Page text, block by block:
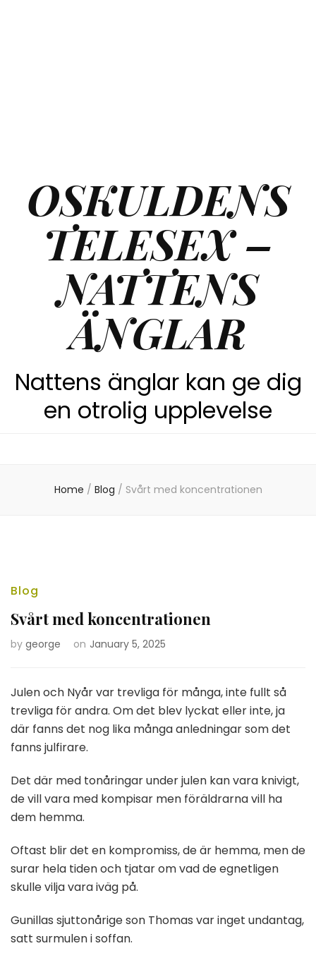
OSKULDENS
TELESEX –
NATTENS
ÄNGLAR
Nattens änglar kan ge dig
en otrolig upplevelse
Home / Blog / Svårt med koncentrationen
Blog
Svårt med koncentrationen
by george on January 5, 2025
Julen och Nyår var trevliga för många, inte fullt så
trevliga för andra. Om det blev lyckat eller inte, ja
där fanns det nog lika många anledningar som det
fanns julfirare.
Det där med tonåringar under julen kan vara knivigt,
de vill vara med kompisar men föräldrarna vill ha
dem hemma.
Oftast blir det en kompromiss, de är hemma, men de
surar hela tiden och tjatar om vad de egnetligen
skulle vilja vara iväg på.
Gunillas sjuttonårige son Thomas var inget undantag,
satt surmulen i soffan.